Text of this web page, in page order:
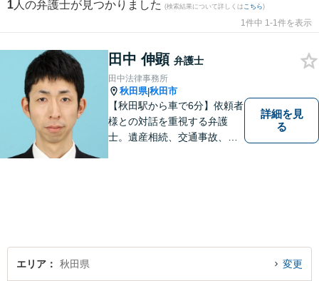
1 人の弁護士が見つかりました (検索結果について詳しくは こちら)
1件中 1-1件を表示
田中 伸顕 弁護士
田中法律事務所
秋田県|秋田市
【秋田駅から車で6分】依頼者
様との対話を重視する弁護
士。遺産相続、交通事故、離
詳細を見
る
エリア 秋田県 変更